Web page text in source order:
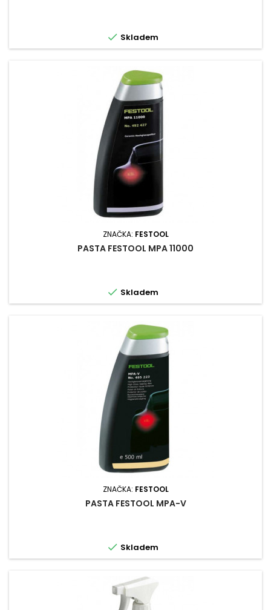
 Skladem
ZNAČKA: FESTOOL
PASTA FESTOOL MPA 11000
 Skladem
ZNAČKA: FESTOOL
PASTA FESTOOL MPA-V
 Skladem